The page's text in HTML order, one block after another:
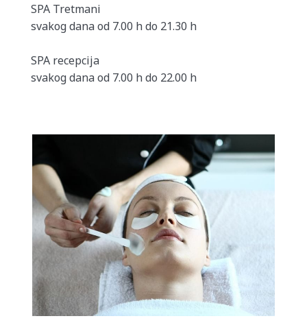
dnevna spa karta dostupna je za ograničen broj ljudi.
Molimo vas da unapred rezervišete jer je dnevni spa
SPA Tretmani
svakog dana od 7.00 h do 21.30 h
SPA recepcija
svakog dana od 7.00 h do 22.00 h